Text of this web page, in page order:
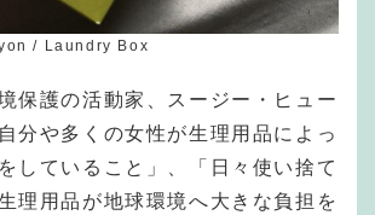
/ Laundry Box
保護の活動家、スージー・ヒュー
分や多くの女性が生理用品によっ
していること」、「日々使い捨て
理用品が地球環境へ大きな負担を